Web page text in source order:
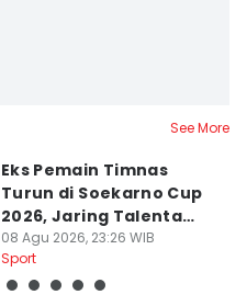
See More
Eks Pemain Timnas
Turun di Soekarno Cup
2026, Jaring Talenta
Muda
08 Agu 2026, 23:26 WIB
Sport